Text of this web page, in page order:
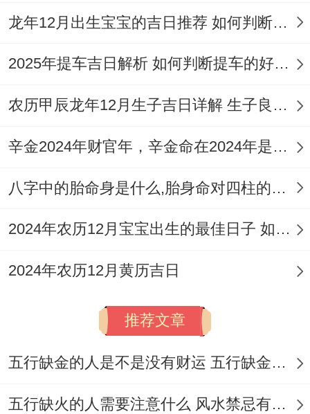
入宅
都明确含有了「修造」或「动土」，这是动
讲清楚这天各在领域 条件都异常契合；
而11月12日、22日也在96分以上都是很不
错的选择。
究，老黄历里每一个吉日都标注了「吉时」;
时） 11月22日的吉时是中午11点到下午1点
（午时）。
龙年12月出生宝宝的吉日推荐 如何判断吉日是否适合宝宝
2025年提车吉日解析 如何判断提车的好日子
农历甲辰龙年12月生子吉日详解 生子良辰的影响因素
辛金2024年财官年，辛金命在2024年是财官年还是财印年
八字中的胎命身是什么,胎身命对四柱的影响
2024年农历12月宝宝出生的最佳日子 如何挑选适合的吉日
2024年农历12月黄历吉日
推荐文章
五行缺金的人是不是没有财运 五行缺金的人命运好不好
五行缺火的人需要注意什么 风水禁忌有哪些